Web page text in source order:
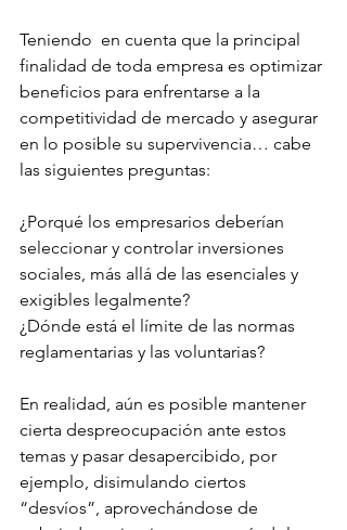
Teniendo  en cuenta que la principal
finalidad de toda empresa es optimizar
beneficios para enfrentarse a la
competitividad de mercado y asegurar
en lo posible su supervivencia… cabe
las siguientes preguntas:
¿Porqué los empresarios deberían
seleccionar y controlar inversiones
sociales, más allá de las esenciales y
exigibles legalmente?
¿Dónde está el límite de las normas
reglamentarias y las voluntarias?
En realidad, aún es posible mantener
cierta despreocupación ante estos
temas y pasar desapercibido, por
ejemplo, disimulando ciertos
“desvíos”, aprovechándose de